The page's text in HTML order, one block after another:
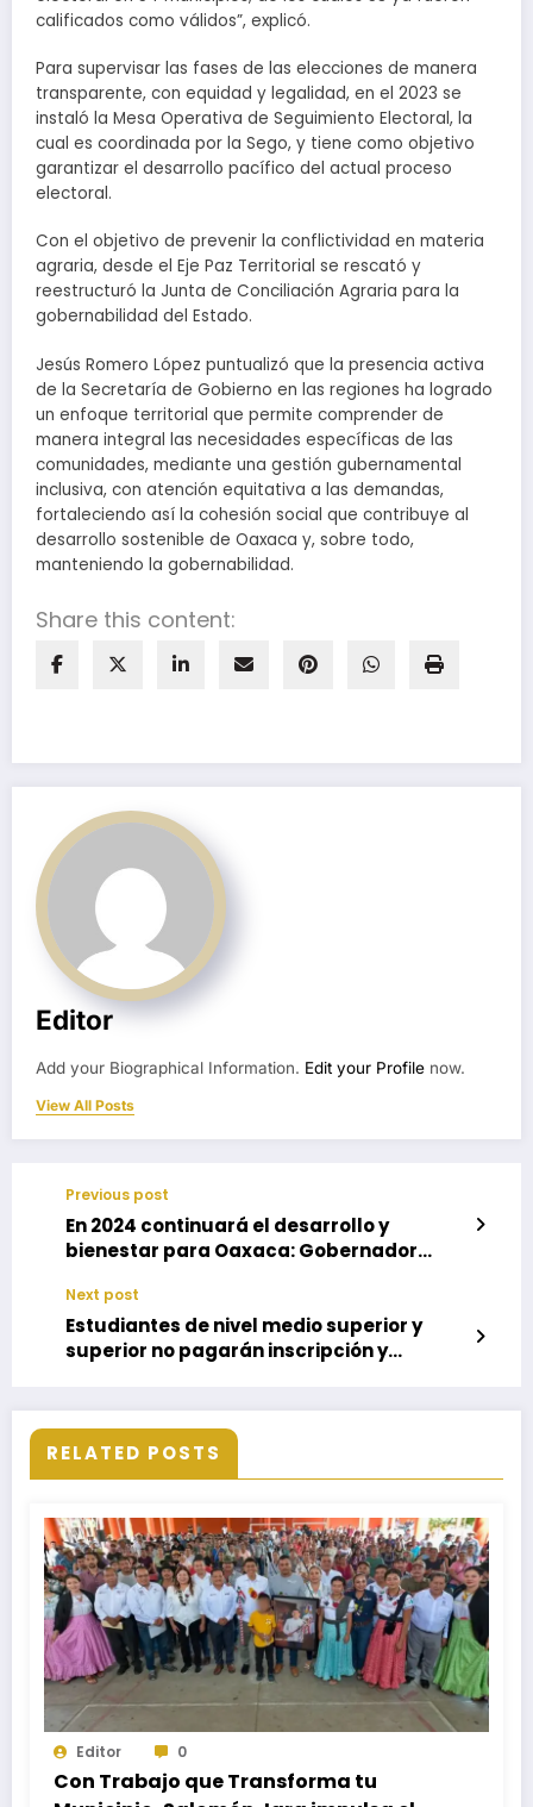
calificados como válidos”, explicó.
Para supervisar las fases de las elecciones de manera
transparente, con equidad y legalidad, en el 2023 se
instaló la Mesa Operativa de Seguimiento Electoral, la
cual es coordinada por la Sego, y tiene como objetivo
garantizar el desarrollo pacífico del actual proceso
electoral.
Con el objetivo de prevenir la conflictividad en materia
agraria, desde el Eje Paz Territorial se rescató y
reestructuró la Junta de Conciliación Agraria para la
gobernabilidad del Estado.
Jesús Romero López puntualizó que la presencia activa
de la Secretaría de Gobierno en las regiones ha logrado
un enfoque territorial que permite comprender de
manera integral las necesidades específicas de las
comunidades, mediante una gestión gubernamental
inclusiva, con atención equitativa a las demandas,
fortaleciendo así la cohesión social que contribuye al
desarrollo sostenible de Oaxaca y, sobre todo,
manteniendo la gobernabilidad.
Share this content:
Editor
Add your Biographical Information. Edit your Profile now.
View All Posts
Previous post
En 2024 continuará el desarrollo y
bienestar para Oaxaca: Gobernador
Next post
Estudiantes de nivel medio superior y
superior no pagarán inscripción y
RELATED POSTS
Editor 0
Con Trabajo que Transforma tu